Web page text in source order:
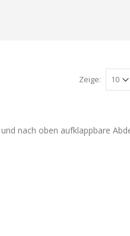
Zeige:
nach oben aufklappbare